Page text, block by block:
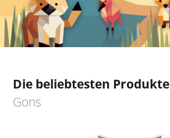
Die beliebtesten Produkte
Gons